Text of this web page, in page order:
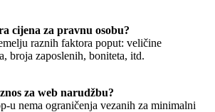
cijena za pravnu osobu?
raznih faktora poput: veličine
broja zaposlenih, boniteta, itd.
za web narudžbu?
u nema ograničenja vezanih za minimalni